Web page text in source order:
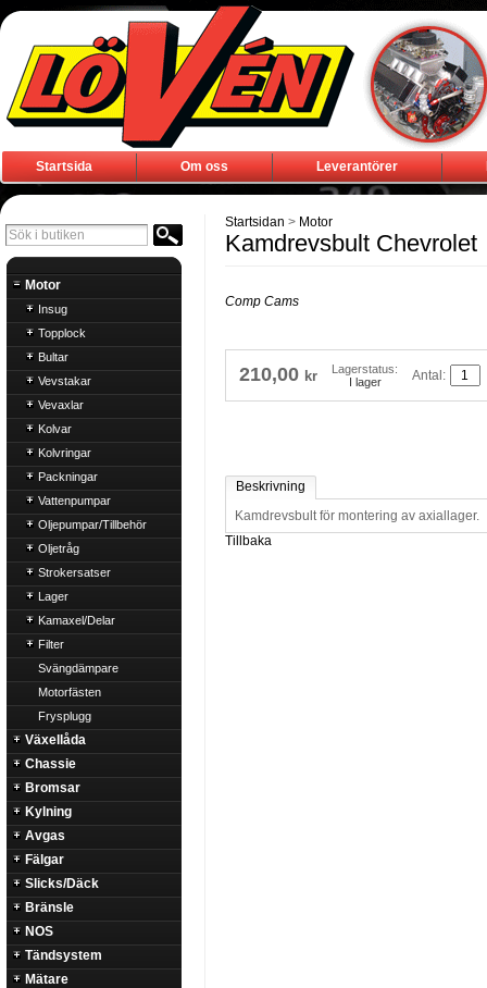
Startsida Om oss Leverantörer
Motor
Insug
Topplock
Bultar
Vevstakar
Vevaxlar
Kolvar
Kolvringar
Packningar
Vattenpumpar
Oljepumpar/Tillbehör
Oljetråg
Strokersatser
Lager
Kamaxel/Delar
Filter
Svängdämpare
Motorfästen
Frysplugg
Växellåda
Chassie
Bromsar
Kylning
Avgas
Fälgar
Slicks/Däck
Bränsle
NOS
Tändsystem
Mätare
Startsidan > Motor
Kamdrevsbult Chevrolet
Comp Cams
210,00 kr
Lagerstatus:
I lager
Antal:
Beskrivning
Kamdrevsbult för montering av axiallager.
Tillbaka